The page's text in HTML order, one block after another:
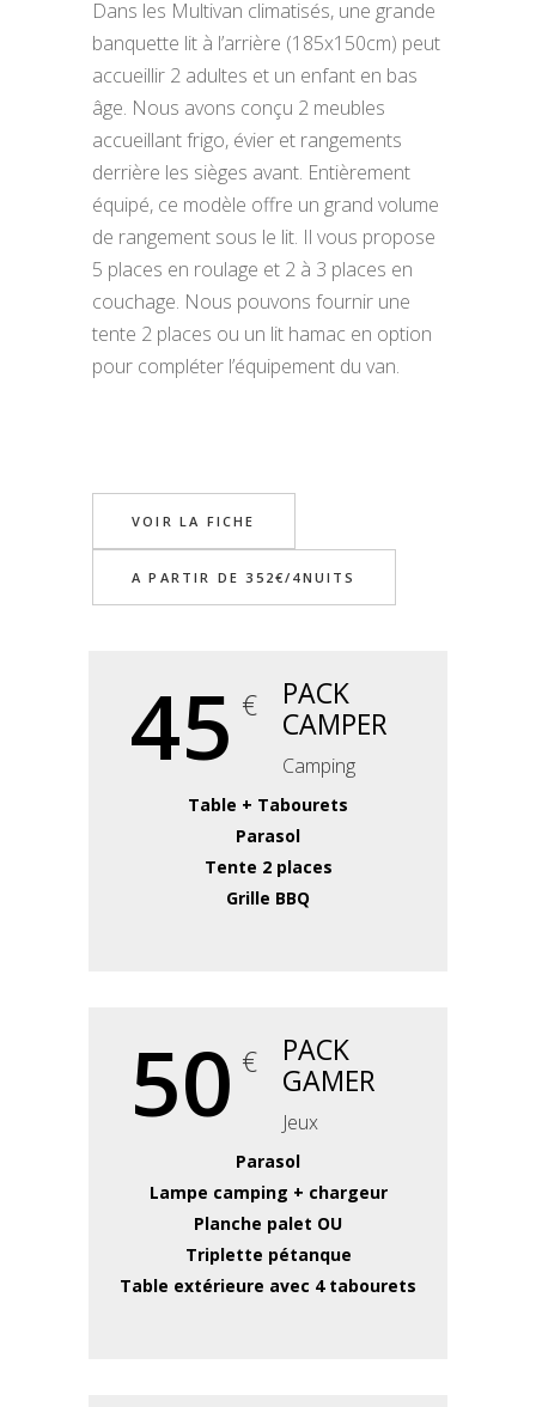
Dans les Multivan climatisés, une grande
banquette lit à l’arrière (185x150cm) peut
accueillir 2 adultes et un enfant en bas
âge. Nous avons conçu 2 meubles
accueillant frigo, évier et rangements
derrière les sièges avant. Entièrement
équipé, ce modèle offre un grand volume
de rangement sous le lit. Il vous propose
5 places en roulage et 2 à 3 places en
couchage. Nous pouvons fournir une
tente 2 places ou un lit hamac en option
pour compléter l’équipement du van.
VOIR LA FICHE
A PARTIR DE 352€/4NUITS
45 €
PACK
CAMPER
Camping
Table + Tabourets
Parasol
Tente 2 places
Grille BBQ
50 €
PACK
GAMER
Jeux
Parasol
Lampe camping + chargeur
Planche palet OU
Triplette pétanque
Table extérieure avec 4 tabourets